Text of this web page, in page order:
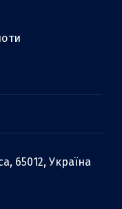
65012, Україна